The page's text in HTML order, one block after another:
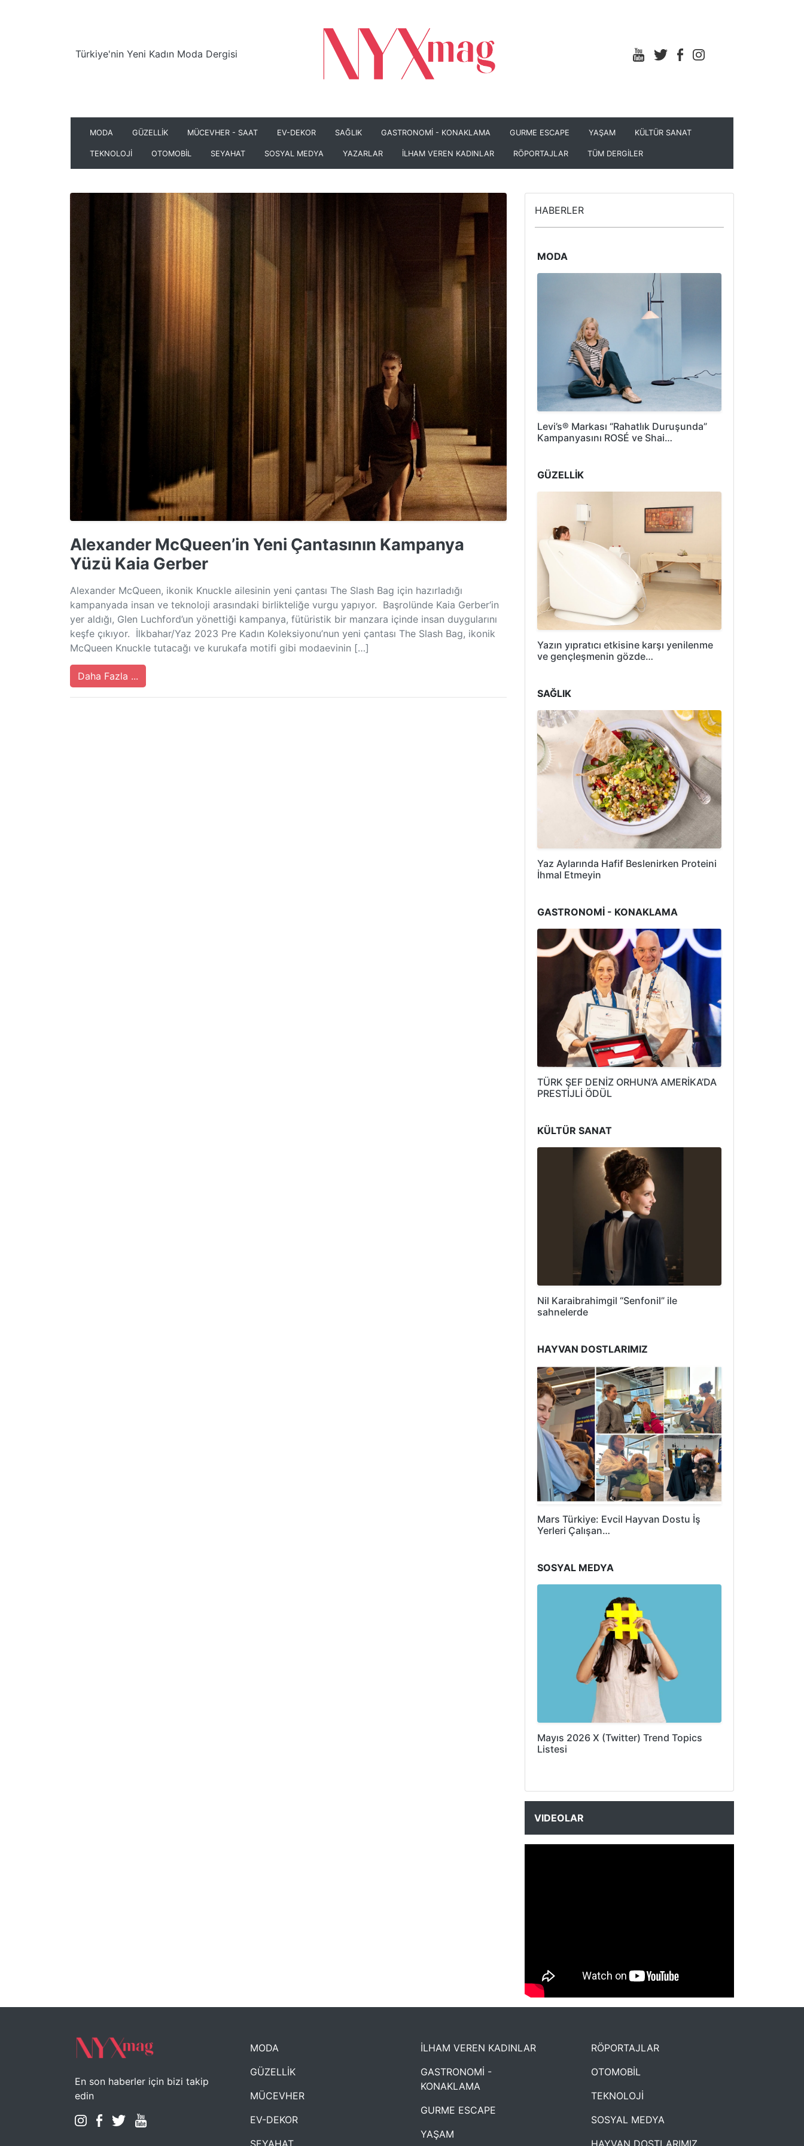
Türkiye'nin Yeni Kadın Moda Dergisi
MODA GÜZELLİK MÜCEVHER - SAAT EV-DEKOR SAĞLIK GASTRONOMİ - KONAKLAMA GURME ESCAPE YAŞAM KÜLTÜR SANAT
TEKNOLOJİ OTOMOBİL SEYAHAT SOSYAL MEDYA YAZARLAR İLHAM VEREN KADINLAR RÖPORTAJLAR TÜM DERGİLER
Alexander McQueen’in Yeni Çantasının Kampanya
Yüzü Kaia Gerber
Alexander McQueen, ikonik Knuckle ailesinin yeni çantası The Slash Bag için hazırladığı
kampanyada insan ve teknoloji arasındaki birlikteliğe vurgu yapıyor. Başrolünde Kaia Gerber‘in
yer aldığı, Glen Luchford’un yönettiği kampanya, fütüristik bir manzara içinde insan duygularını
keşfe çıkıyor. İlkbahar/Yaz 2023 Pre Kadın Koleksiyonu’nun yeni çantası The Slash Bag, ikonik
McQueen Knuckle tutacağı ve kurukafa motifi gibi modaevinin […]
Daha Fazla ...
HABERLER
MODA
Levi’s® Markası “Rahatlık Duruşunda”
Kampanyasını ROSÉ ve Shai…
GÜZELLİK
Yazın yıpratıcı etkisine karşı yenilenme
ve gençleşmenin gözde…
SAĞLIK
Yaz Aylarında Hafif Beslenirken Proteini
İhmal Etmeyin
GASTRONOMİ - KONAKLAMA
TÜRK ŞEF DENİZ ORHUN’A AMERİKA’DA
PRESTİJLİ ÖDÜL
KÜLTÜR SANAT
Nil Karaibrahimgil “Senfonil” ile
sahnelerde
HAYVAN DOSTLARIMIZ
Mars Türkiye: Evcil Hayvan Dostu İş
Yerleri Çalışan…
SOSYAL MEDYA
Mayıs 2026 X (Twitter) Trend Topics
Listesi
VIDEOLAR
NYXmag 2. Yaş Kutlama Etkinliği
En son haberler için bizi takip
edin
MODA
GÜZELLİK
MÜCEVHER
EV-DEKOR
SEYAHAT
İLHAM VEREN KADINLAR
GASTRONOMİ -
KONAKLAMA
GURME ESCAPE
YAŞAM
RÖPORTAJLAR
OTOMOBİL
TEKNOLOJİ
SOSYAL MEDYA
HAYVAN DOSTLARIMIZ